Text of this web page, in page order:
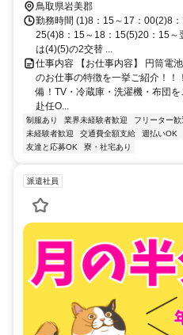
鳥取県岩美郡
勤務時間 (1)8：15～17：00(2)8
25(4)8：15～18：15(5)20：15
は(4)(5)の2交替 ...
仕事内容 【お仕事内容】 円筒電
のお仕事の特徴を一挙ご紹介！！
備！TV・冷蔵庫・洗濯機・布団
赴任O...
制服あり 業界未経験者歓迎 フリーター歓
未経験者歓迎
交通費全額支給 週払いOK
友達と応募OK
寮・社宅あり
派遣社員